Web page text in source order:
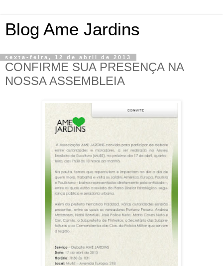
Blog Ame Jardins
sexta-feira, 12 de abril de 2013
CONFIRME SUA PRESENÇA NA
NOSSA ASSEMBLEIA